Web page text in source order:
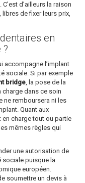
d’ailleurs la raison
de fixer leurs prix,
en
?
accompagne l’implant
sociale. Si par exemple
bridge, la pose de la
charge dans ce soin
ne remboursera ni les
Quant aux
en charge tout ou partie
mêmes règles qui
une autorisation de
sociale puisque la
européen.
soumettre un devis à